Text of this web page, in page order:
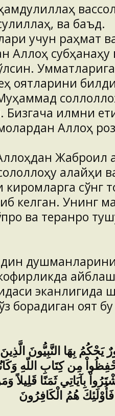
ва баъд.
учун раҳмат
Аллоҳ
оятларини
Бизгача илмни
Аллоҳ
Жаброил
алайҳи
сўнг
келган. Унинг
ва теранроқ
дин
эканлигида
борадиган оят
يَحْكُمُ بِهَا النَّبِيُّونَ
مِن كِتَابِ اللّهِ
بِآيَاتِي ثَمَنًا قَلِيلاً